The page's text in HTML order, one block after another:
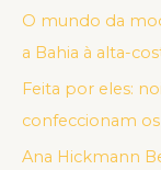
O mundo da
a Bahia à alta-
Feita por eles:
confeccionam
Ana Hickmann